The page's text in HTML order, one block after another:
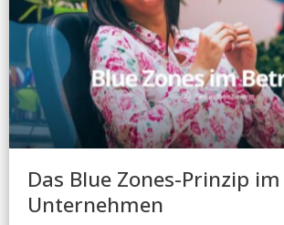
Das Blue Zones-Prinzip im
Unternehmen